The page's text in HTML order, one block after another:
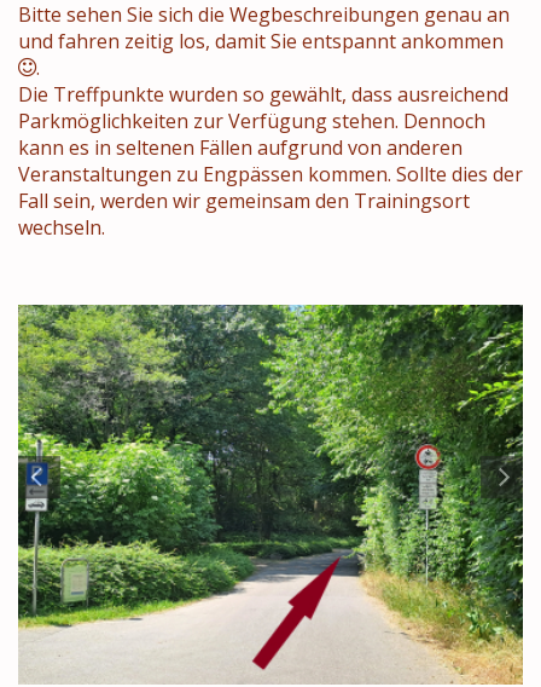
Bitte sehen Sie sich die Wegbeschreibungen genau an
und fahren zeitig los, damit Sie entspannt ankommen
.
Die Treffpunkte wurden so gewählt, dass ausreichend
Parkmöglichkeiten zur Verfügung stehen. Dennoch
kann es in seltenen Fällen aufgrund von anderen
Veranstaltungen zu Engpässen kommen. Sollte dies der
Fall sein, werden wir gemeinsam den Trainingsort
wechseln.